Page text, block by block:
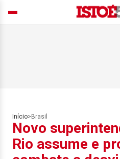
Início> Brasil
Novo
Rio assume e